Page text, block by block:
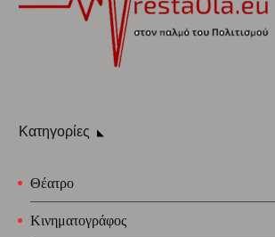
Κατηγορίες
Θέατρο
Κινηματογράφος